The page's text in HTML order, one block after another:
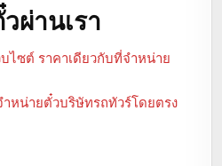
ผ่านเรา
ไซต์ ราคาเดียวกับที่จำหน่าย
หน่ายตั๋วบริษัทรถทัวร์โดยตรง